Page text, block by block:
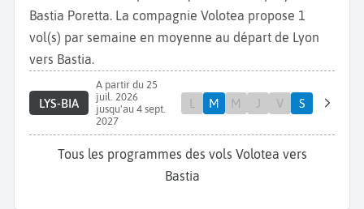
Bastia Poretta. La compagnie Volotea propose 1
vol(s) par semaine en moyenne au départ de Lyon
vers Bastia.
LYS-BIA
A partir du 25
juil. 2026
jusqu'au 4 sept.
2027
L M M J V S
Tous les programmes des vols Volotea vers
Bastia